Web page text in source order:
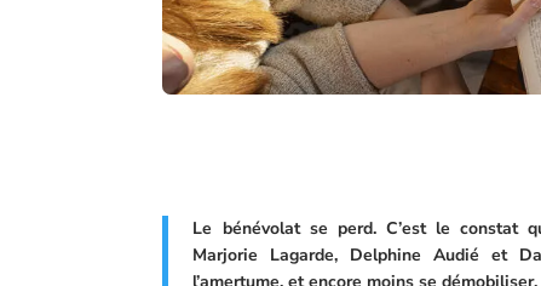
Le bénévolat se perd. C’est le constat
Marjorie Lagarde, Delphine Audié et